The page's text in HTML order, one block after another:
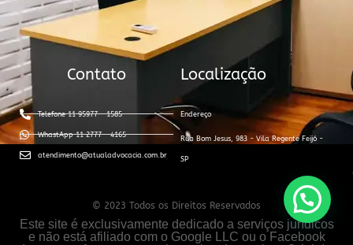
Contato
Telefone 11 95977 - 1585
WhastApp 11 2777 - 4165
atendimento@atualadvocacia.com.br
Localização
Endereço
Rua Bom Jesus, 983 - Vila Regente Feijó -
SP
© 2023 Todos os Direitos Reservados
Este site é exclusivamente dedicado a serviços jurídicos
e não está afiliado com o Google LLC ou o Facebook